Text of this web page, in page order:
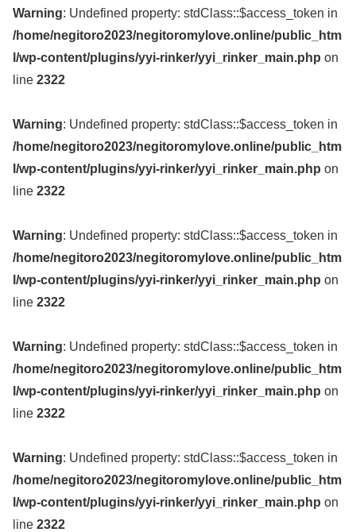
Warning: Undefined property: stdClass::$access_token in
/home/negitoro2023/negitoromylove.online/public_htm
l/wp-content/plugins/yyi-rinker/yyi_rinker_main.php on
line 2322
Warning: Undefined property: stdClass::$access_token in
/home/negitoro2023/negitoromylove.online/public_htm
l/wp-content/plugins/yyi-rinker/yyi_rinker_main.php on
line 2322
Warning: Undefined property: stdClass::$access_token in
/home/negitoro2023/negitoromylove.online/public_htm
l/wp-content/plugins/yyi-rinker/yyi_rinker_main.php on
line 2322
Warning: Undefined property: stdClass::$access_token in
/home/negitoro2023/negitoromylove.online/public_htm
l/wp-content/plugins/yyi-rinker/yyi_rinker_main.php on
line 2322
Warning: Undefined property: stdClass::$access_token in
/home/negitoro2023/negitoromylove.online/public_htm
l/wp-content/plugins/yyi-rinker/yyi_rinker_main.php on
line 2322